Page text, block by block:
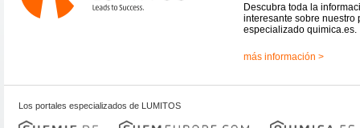
Descubra toda la
interesante sobre nuestro
especializado quimica.es.
más información >
Los portales especializados de LUMITOS